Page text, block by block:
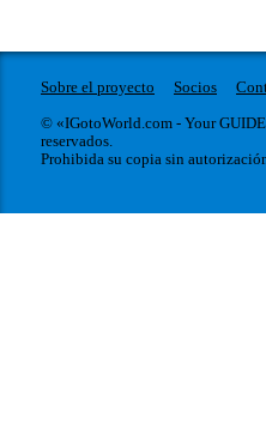
Sobre el proyecto Socios
© «IGotoWorld.com - Your
reservados.
Prohibida su copia sin